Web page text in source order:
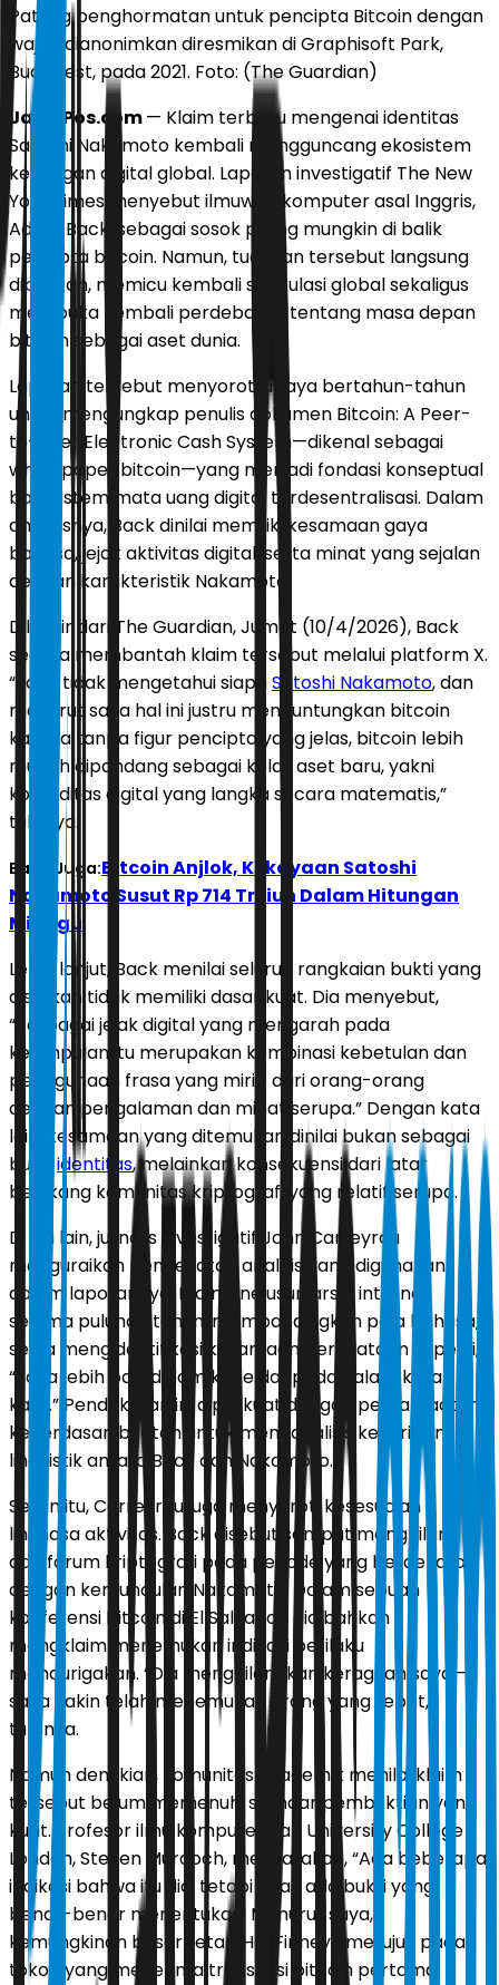
Patung penghormatan untuk pencipta Bitcoin dengan
wajah dianonimkan diresmikan di Graphisoft Park,
Budapest, pada 2021. Foto: (The Guardian)
JawaPos.com— Klaim terbaru mengenai identitas
Satoshi Nakamoto kembali mengguncang ekosistem
keuangan digital global. Laporan investigatif The New
York Times menyebut ilmuwan komputer asal Inggris,
Adam Back, sebagai sosok paling mungkin di balik
pencipta bitcoin. Namun, tuduhan tersebut langsung
dibantah, memicu kembali spekulasi global sekaligus
membuka kembali perdebatan tentang masa depan
bitcoin sebagai aset dunia.
Laporan tersebut menyoroti upaya bertahun-tahun
untuk mengungkap penulis dokumen Bitcoin: A Peer-
to-Peer Electronic Cash System—dikenal sebagai
white paper bitcoin—yang menjadi fondasi konseptual
bagi sistem mata uang digital terdesentralisasi. Dalam
analisisnya, Back dinilai memiliki kesamaan gaya
bahasa, jejak aktivitas digital, serta minat yang sejalan
dengan karakteristik Nakamoto.
Dilansir dari The Guardian, Jumat (10/4/2026), Back
segera membantah klaim tersebut melalui platform X.
“Saya tidak mengetahui siapaSatoshi Nakamoto, dan
menurut saya hal ini justru menguntungkan bitcoin
karena tanpa figur pencipta yang jelas, bitcoin lebih
mudah dipandang sebagai kelas aset baru, yakni
komoditas digital yang langka secara matematis,”
tulisnya.
Baca Juga:Bitcoin Anjlok, Kekayaan Satoshi
Nakamoto Susut Rp 714 Triliun Dalam Hitungan
Minggu
Lebih lanjut, Back menilai seluruh rangkaian bukti yang
disajikan tidak memiliki dasar kuat. Dia menyebut,
“Berbagai jejak digital yang mengarah pada
kesimpulan itu merupakan kombinasi kebetulan dan
penggunaan frasa yang mirip dari orang-orang
dengan pengalaman dan minat serupa.” Dengan kata
lain, kesamaan yang ditemukan dinilai bukan sebagai
buktiidentitas, melainkan konsekuensi dari latar
belakang komunitas kriptografi yang relatif serupa.
Di sisi lain, jurnalis investigatif John Carreyrou
menguraikan pendekatan analitis yang digunakan
dalam laporannya. Dia menelusuri arsip internet
selama puluhan tahun, membandingkan pola bahasa,
serta mengidentifikasi kesamaan pernyataan seperti,
“Saya lebih baik dalam kode daripada dalam kata-
kata.” Pendekatan ini diperkuat dengan pemanfaatan
kecerdasan buatan untuk menganalisis kemiripan
linguistik antara Back dan Nakamoto.
Selain itu, Carreyrou juga menyoroti kesesuaian
linimasa aktivitas. Back disebut sempat menghilang
dari forum kriptografi pada periode yang berdekatan
dengan kemunculan Nakamoto. Dalam sebuah
konferensi bitcoin di El Salvador, dia bahkan
mengklaim menemukan indikasi perilaku
mencurigakan. “Dia menghilangkan keraguan saya—
saya yakin telah menemukan orang yang tepat,”
tulisnya.
Namun demikian, komunitas akademik menilai klaim
tersebut belum memenuhi standar pembuktian yang
kuat. Profesor ilmu komputer dari University College
London, Steven Murdoch, menyatakan, “Ada beberapa
indikasi bahwa itu dia, tetapi tidak ada bukti yang
benar-benar menentukan. Menurut saya,
kemungkinan besar tetap Hal Finney,” merujuk pada
tokoh yang menerima transaksi bitcoin pertama.